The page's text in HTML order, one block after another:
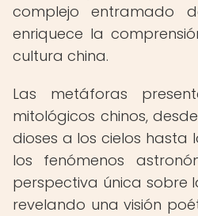
complejo entramado
enriquece la
cultura china.
Las metáforas
mitológicos chinos,
dioses a los cielos hasta
los fenómenos
perspectiva única sobre
revelando una visión